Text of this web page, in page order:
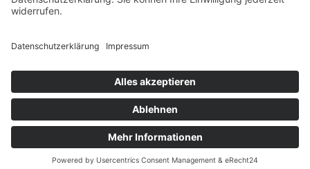
Heuking Exporeal München
Weiterlesen
Am Hafen 2 | D-38112 Braunschweig
Tel.: +49 (0)531 / 7 01 20-0
Mail: info@messe-manufaktur.com
Datenschutzerklärung|AGB
2026 - mm | messe-manufaktur